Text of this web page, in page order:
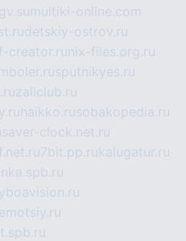
multiki-online.com
detskiy-ostrov.ru
creator.ru nix-files.org.ru
sputnikyes.ru
zallclub.ru
haikko.rusobakopedia.ru
clock.net.ru
7bit.pp.rukalugatur.ru